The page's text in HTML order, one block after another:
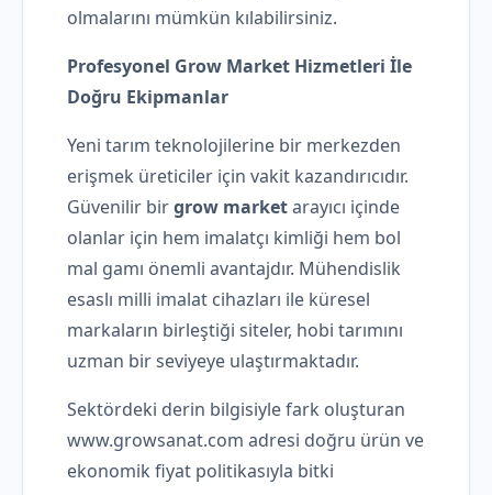
olmalarını mümkün kılabilirsiniz.
Profesyonel Grow Market Hizmetleri İle
Doğru Ekipmanlar
Yeni tarım teknolojilerine bir merkezden
erişmek üreticiler için vakit kazandırıcıdır.
Güvenilir birgrow marketarayıcı içinde
olanlar için hem imalatçı kimliği hem bol
mal gamı önemli avantajdır. Mühendislik
esaslı milli imalat cihazları ile küresel
markaların birleştiği siteler, hobi tarımını
uzman bir seviyeye ulaştırmaktadır.
Sektördeki derin bilgisiyle fark oluşturan
www.growsanat.com adresi doğru ürün ve
ekonomik fiyat politikasıyla bitki